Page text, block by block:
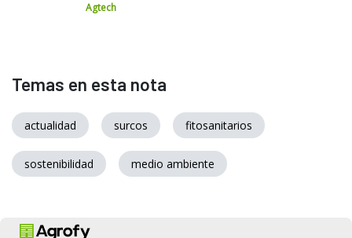
Agtech
Temas en esta nota
actualidad surcos fitosanitarios
sostenibilidad medio ambiente